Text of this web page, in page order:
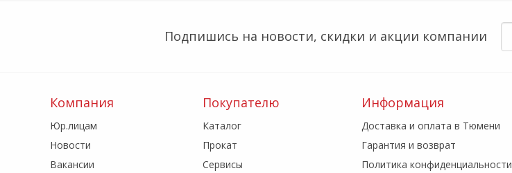
Подпишись на новости, скидки и акции компании
Компания
Юр.лицам
Новости
Вакансии
Покупателю
Каталог
Прокат
Сервисы
Информация
Доставка и оплата в Тюмени
Гарантия и возврат
Политика конфиденциальности